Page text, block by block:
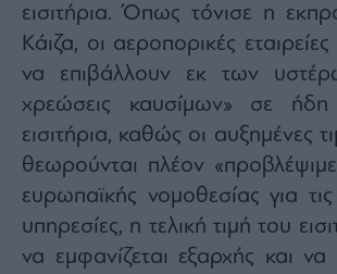
εισιτήρια. Όπως τόνισε η
Κάιζα, οι αεροπορικές
να επιβάλλουν εκ των
χρεώσεις καυσίμων» σε ήδη
εισιτήρια, καθώς οι αυξημένες
θεωρούνται πλέον
ευρωπαϊκής νομοθεσίας για
υπηρεσίες, η τελική τιμή του
να εμφανίζεται εξαρχής και να